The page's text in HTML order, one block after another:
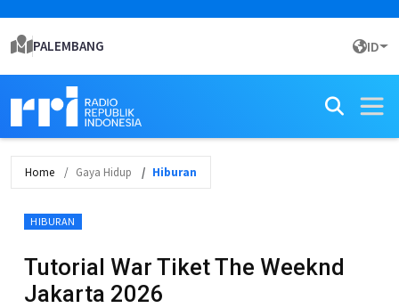
PALEMBANG ID
Home Gaya Hidup Hiburan
HIBURAN
Tutorial War Tiket The Weeknd
Jakarta 2026